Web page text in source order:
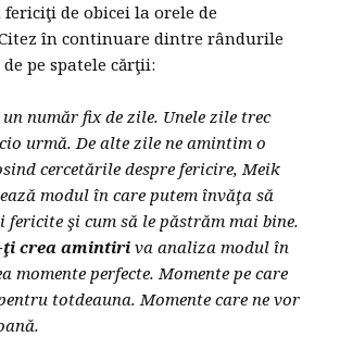
de obicei la orele de
în continuare dintre rândurile
pe spatele cărţii:
număr fix de zile. Unele zile trec
urmă. De alte zile ne amintim o
cercetările despre fericire, Meik
modul în care putem învăţa să
şi cum să le păstrăm mai bine.
ţi crea amintiri va analiza modul în
momente perfecte. Momente pe care
totdeauna. Momente care ne vor